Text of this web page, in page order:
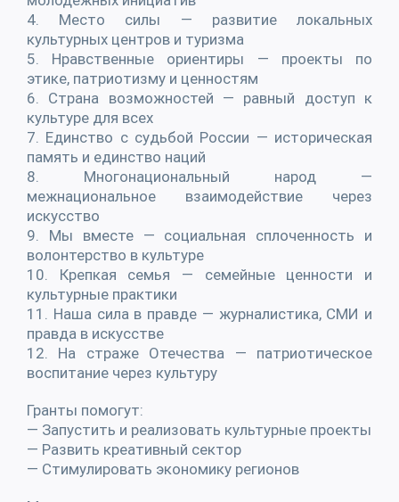
4. Место силы — развитие локальных
культурных центров и туризма
5. Нравственные ориентиры — проекты по
этике, патриотизму и ценностям
6. Страна возможностей — равный доступ к
культуре для всех
7. Единство с судьбой России — историческая
память и единство наций
8. Многонациональный народ —
межнациональное взаимодействие через
искусство
9. Мы вместе — социальная сплоченность и
волонтерство в культуре
10. Крепкая семья — семейные ценности и
культурные практики
11. Наша сила в правде — журналистика, СМИ и
правда в искусстве
12. На страже Отечества — патриотическое
воспитание через культуру
Гранты помогут:
— Запустить и реализовать культурные проекты
— Развить креативный сектор
— Стимулировать экономику регионов